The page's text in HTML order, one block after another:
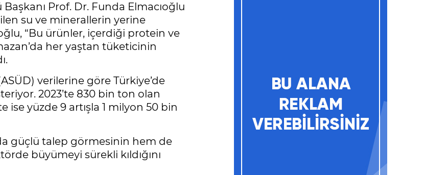
Prof. Dr. Funda Elmacıoğlu
su ve minerallerin yerine
“Bu ürünler, içerdiği protein ve
her yaştan tüketicinin
verilerine göre Türkiye’de
2023’te 830 bin ton olan
ise yüzde 9 artışla 1 milyon 50 bin
güçlü talep görmesinin hem de
büyümeyi sürekli kıldığını